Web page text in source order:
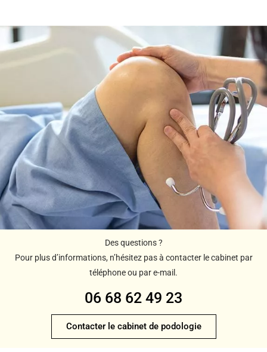
Des questions ?
Pour plus d’informations, n’hésitez pas à contacter le cabinet par
téléphone ou par e-mail.
06 68 62 49 23
Contacter le cabinet de podologie